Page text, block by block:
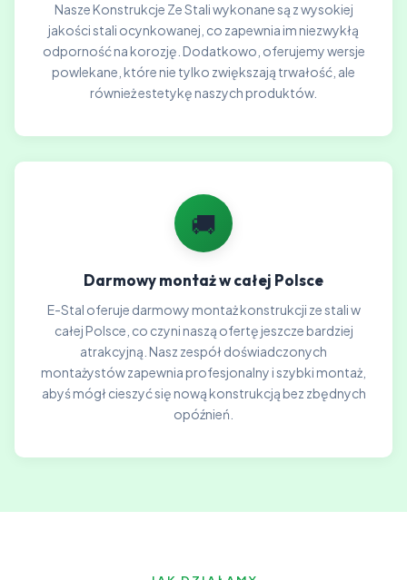
Nasze Konstrukcje Ze Stali wykonane są z wysokiej
jakości stali ocynkowanej, co zapewnia im niezwykłą
odporność na korozję. Dodatkowo, oferujemy wersje
powlekane, które nie tylko zwiększają trwałość, ale
również estetykę naszych produktów.
🚚
Darmowy montaż w całej Polsce
E-Stal oferuje darmowy montaż konstrukcji ze stali w
całej Polsce, co czyni naszą ofertę jeszcze bardziej
atrakcyjną. Nasz zespół doświadczonych
montażystów zapewnia profesjonalny i szybki montaż,
abyś mógł cieszyć się nową konstrukcją bez zbędnych
opóźnień.